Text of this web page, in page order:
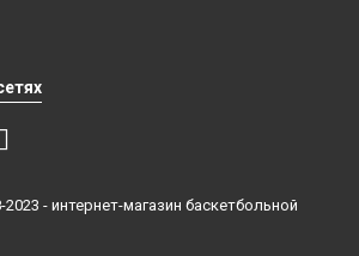
2023 - интернет-магазин баскетбольной